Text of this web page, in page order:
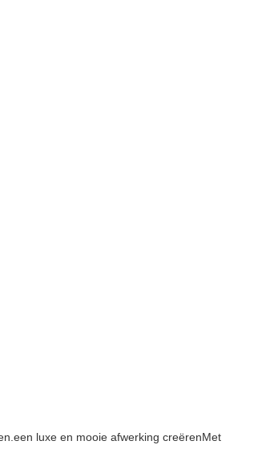
luxe en mooie afwerking creërenMet